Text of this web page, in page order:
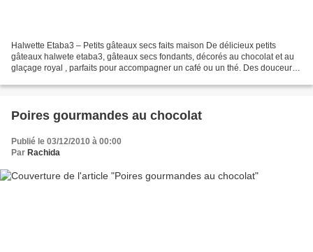
Halwette Etaba3 – Petits gâteaux secs faits maison De délicieux petits
gâteaux halwete etaba3, gâteaux secs fondants, décorés au chocolat et au
glaçage royal , parfaits pour accompagner un café ou un thé. Des douceurs
Poires gourmandes au chocolat
Publié le 03/12/2010 à 00:00
Par Rachida